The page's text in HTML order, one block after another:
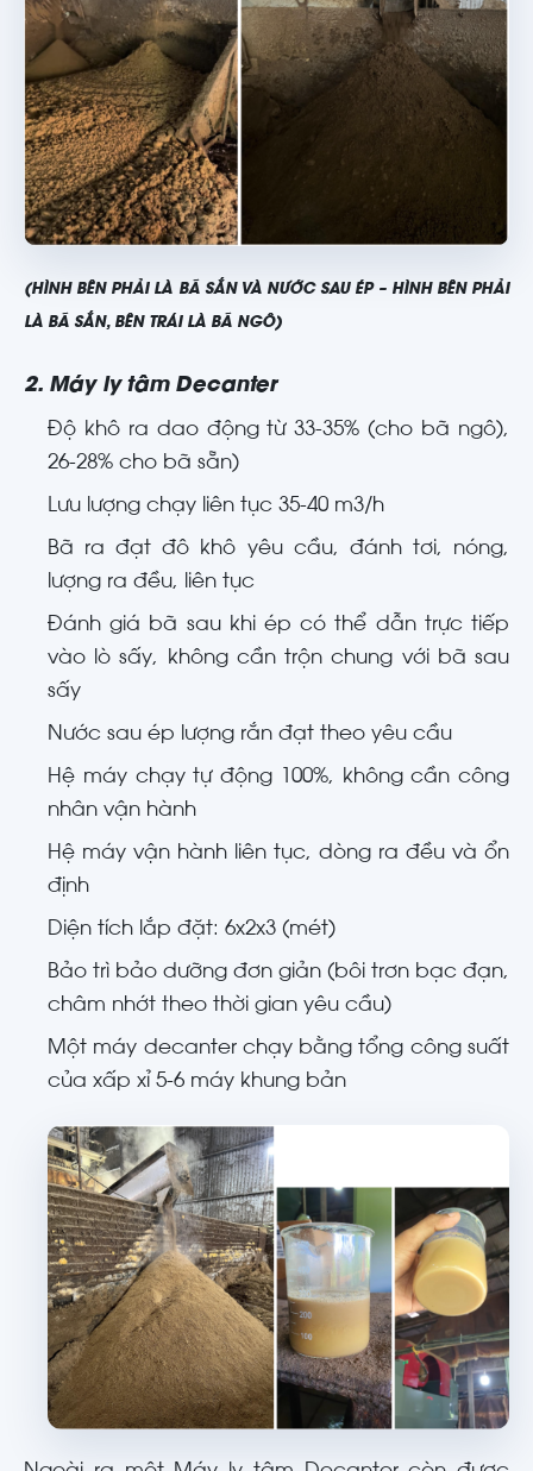
(HÌNH BÊN PHẢI LÀ BÃ SẮN VÀ NƯỚC SAU ÉP – HÌNH BÊN PHẢI
LÀ BÃ SẮN, BÊN TRÁI LÀ BÃ NGÔ)
2. Máy ly tâm Decanter
Độ khô ra dao động từ 33-35% (cho bã ngô),
26-28% cho bã sẵn)
Lưu lượng chạy liên tục 35-40 m3/h
Bã ra đạt đô khô yêu cầu, đánh tơi, nóng,
lượng ra đều, liên tục
Đánh giá bã sau khi ép có thể dẫn trực tiếp
vào lò sấy, không cần trộn chung với bã sau
sấy
Nước sau ép lượng rắn đạt theo yêu cầu
Hệ máy chạy tự động 100%, không cần công
nhân vận hành
Hệ máy vận hành liên tục, dòng ra đều và ổn
định
Diện tích lắp đặt: 6x2x3 (mét)
Bảo trì bảo dưỡng đơn giản (bôi trơn bạc đạn,
châm nhớt theo thời gian yêu cầu)
Một máy decanter chạy bằng tổng công suất
của xấp xỉ 5-6 máy khung bản